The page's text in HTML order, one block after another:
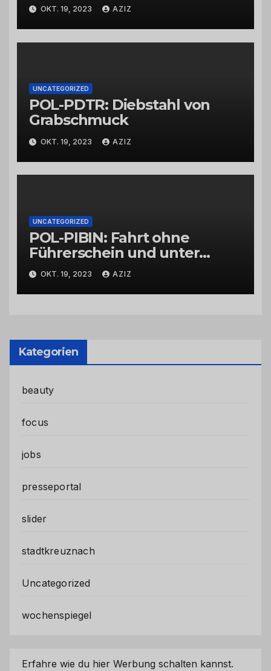
OKT. 19, 2023 AZIZ
UNCATEGORIZED
POL-PDTR: Diebstahl von
Grabschmuck
OKT. 19, 2023 AZIZ
UNCATEGORIZED
POL-PIBIN: Fahrt ohne
Führerschein und unter
Einfluss von Drogen
OKT. 19, 2023 AZIZ
Kategorien
beauty
focus
jobs
presseportal
slider
stadtkreuznach
Uncategorized
wochenspiegel
Erfahre wie du hier Werbung schalten kannst.